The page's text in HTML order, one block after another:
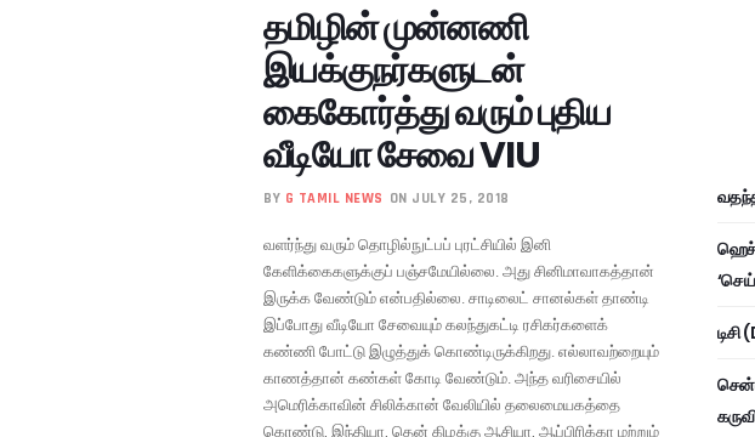
தமிழின் முன்னணி
இயக்குநர்களுடன்
கைகோர்த்து வரும் புதிய
வீடியோ சேவை VIU
BY G TAMIL NEWS ON JULY 25, 2018
வளர்ந்து வரும் தொழில்நுட்பப் புரட்சியில் இனி
கேளிக்கைகளுக்குப் பஞ்சமேயில்லை. அது சினிமாவாகத்தான்
இருக்க வேண்டும் என்பதில்லை. சாடிலைட் சானல்கள் தாண்டி
இப்போது வீடியோ சேவையும் கலந்துகட்டி ரசிகர்களைக்
கண்ணி போட்டு இழுத்துக் கொண்டிருக்கிறது. எல்லாவற்றையும்
காணத்தான் கண்கள் கோடி வேண்டும். அந்த வரிசையில்
அமெரிக்காவின் சிலிக்கான் வேலியில் தலைமையகத்தை
கொண்டு, இந்தியா, தென் கிழக்கு ஆசியா, ஆப்பிரிக்கா மற்றும்
ஹெச்.